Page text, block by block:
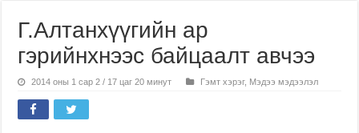
Г.Алтанхүүгийн ар
гэрийнхнээс байцаалт авчээ
2014 оны 1 сар 2 / 17 цаг 20 минут Гэмт хэрэг, Мэдээ мэдээлэл